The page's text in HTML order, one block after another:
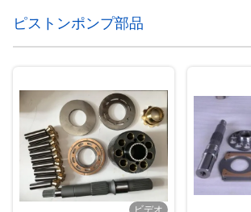
ピストンポンプ部品
ビデオ